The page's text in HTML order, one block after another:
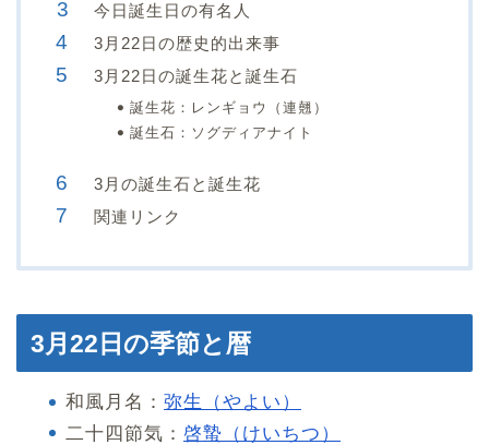
今日誕生日の有名人
3月22日の歴史的出来事
3月22日の誕生花と誕生石
誕生花：レンギョウ（連翹）
誕生石：ソグディアナイト
3月の誕生石と誕生花
関連リンク
3月22日の季節と暦
和風月名： 弥生（やよい）
二十四節気： 啓蟄（けいちつ）